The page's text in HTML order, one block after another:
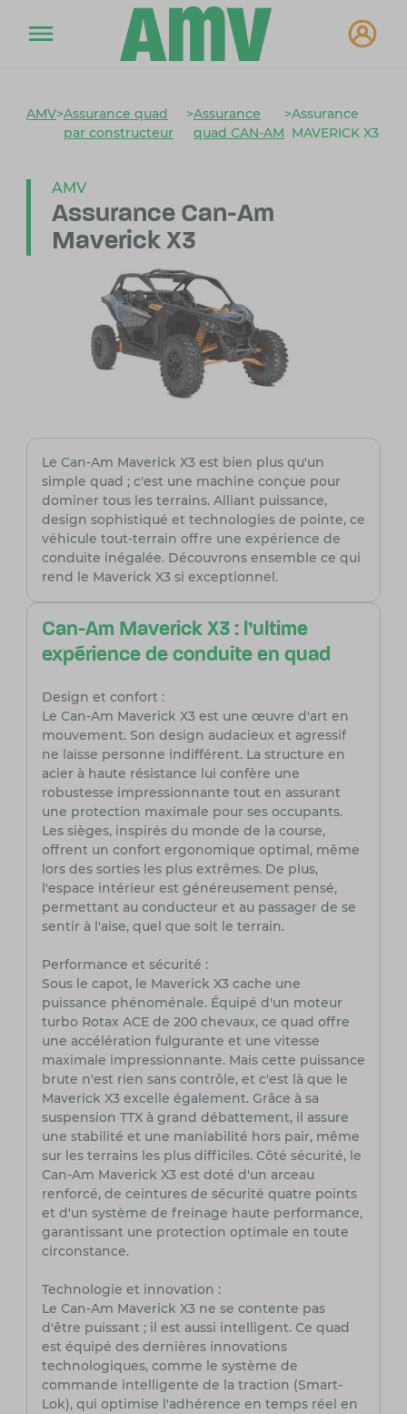
AMV>Assurance quad
par constructeur
>Assurance
quad CAN-AM
>Assurance
MAVERICK X3
AMV
Assurance Can-Am
Maverick X3
Le Can-Am Maverick X3 est bien plus qu'un
simple quad ; c'est une machine conçue pour
dominer tous les terrains. Alliant puissance,
design sophistiqué et technologies de pointe, ce
véhicule tout-terrain offre une expérience de
conduite inégalée. Découvrons ensemble ce qui
rend le Maverick X3 si exceptionnel.
Can-Am Maverick X3 : l'ultime
expérience de conduite en quad
Design et confort :
Le Can-Am Maverick X3 est une œuvre d'art en
mouvement. Son design audacieux et agressif
ne laisse personne indifférent. La structure en
acier à haute résistance lui confère une
robustesse impressionnante tout en assurant
une protection maximale pour ses occupants.
Les sièges, inspirés du monde de la course,
offrent un confort ergonomique optimal, même
lors des sorties les plus extrêmes. De plus,
l'espace intérieur est généreusement pensé,
permettant au conducteur et au passager de se
sentir à l'aise, quel que soit le terrain.
Performance et sécurité :
Sous le capot, le Maverick X3 cache une
puissance phénoménale. Équipé d'un moteur
turbo Rotax ACE de 200 chevaux, ce quad offre
une accélération fulgurante et une vitesse
maximale impressionnante. Mais cette puissance
brute n'est rien sans contrôle, et c'est là que le
Maverick X3 excelle également. Grâce à sa
suspension TTX à grand débattement, il assure
une stabilité et une maniabilité hors pair, même
sur les terrains les plus difficiles. Côté sécurité, le
Can-Am Maverick X3 est doté d'un arceau
renforcé, de ceintures de sécurité quatre points
et d'un système de freinage haute performance,
garantissant une protection optimale en toute
circonstance.
Technologie et innovation :
Le Can-Am Maverick X3 ne se contente pas
d'être puissant ; il est aussi intelligent. Ce quad
est équipé des dernières innovations
technologiques, comme le système de
commande intelligente de la traction (Smart-
Lok), qui optimise l'adhérence en temps réel en